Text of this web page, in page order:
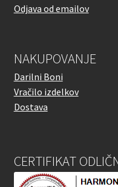
Odjava od emailov
NAKUPOVANJE
Darilni Boni
Vračilo izdelkov
Dostava
CERTIFIKAT